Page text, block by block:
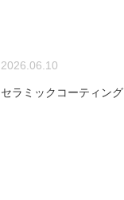
2026.06.10
セラミックコーティング